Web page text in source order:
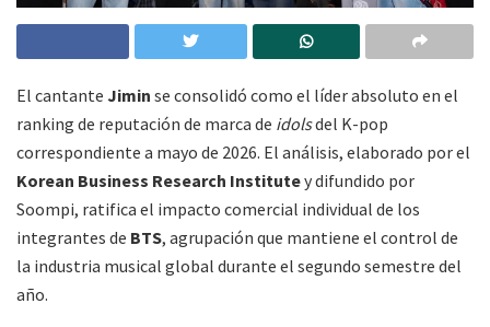
El cantante Jimin se consolidó como el líder absoluto en el
ranking de reputación de marca de idolsdel K-pop
correspondiente a mayo de 2026. El análisis, elaborado por el
Korean Business Research Institutey difundido por
Soompi, ratifica el impacto comercial individual de los
integrantes de BTS, agrupación que mantiene el control de
la industria musical global durante el segundo semestre del
año.